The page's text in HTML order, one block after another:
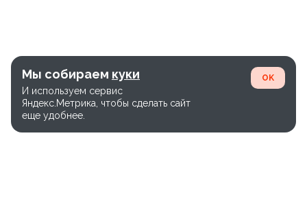
Мы собираем куки
И используем сервис
Яндекс.Метрика, чтобы сделать сайт
еще удобнее.
OK